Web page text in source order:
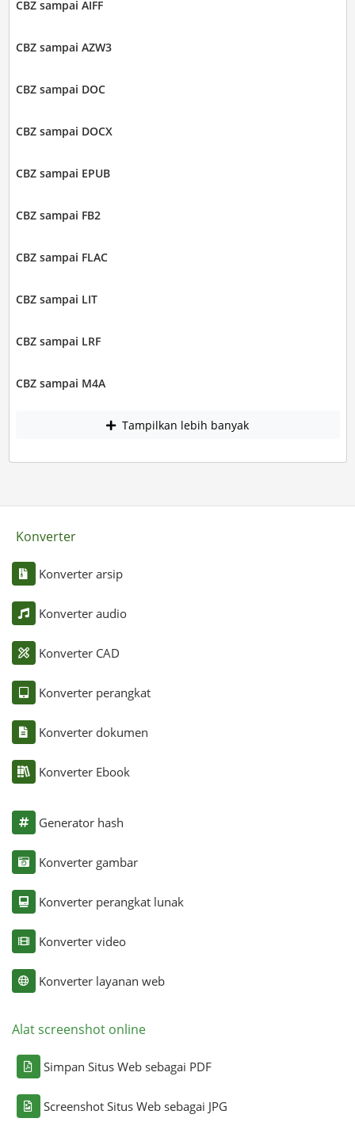
CBZ sampai AIFF
CBZ sampai AZW3
CBZ sampai DOC
CBZ sampai DOCX
CBZ sampai EPUB
CBZ sampai FB2
CBZ sampai FLAC
CBZ sampai LIT
CBZ sampai LRF
CBZ sampai M4A
Tampilkan lebih banyak
Konverter
Konverter arsip
Konverter audio
Konverter CAD
Konverter perangkat
Konverter dokumen
Konverter Ebook
Generator hash
Konverter gambar
Konverter perangkat lunak
Konverter video
Konverter layanan web
Alat screenshot online
Simpan Situs Web sebagai PDF
Screenshot Situs Web sebagai JPG